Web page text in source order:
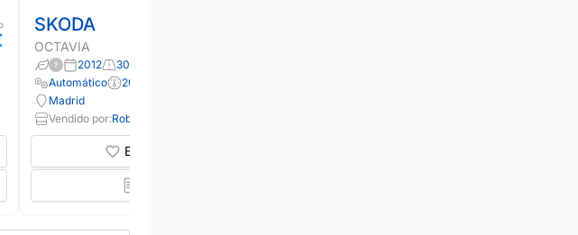
SKODA
OCTAVIA
2012 302.900 km
Automático
200 CV
Madrid
Vendido por:Roberauto
Estoy interesado